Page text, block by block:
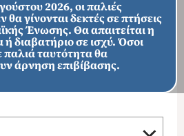
2026, οι παλιές
θα γίνονται δεκτές σε πτήσεις
Ένωσης. Θα απαιτείται η
ή διαβατήριο σε ισχύ. Όσοι
παλιά ταυτότητα θα
άρνηση επιβίβασης.
ΑΝΑΖΗΤΗΣΗΣ